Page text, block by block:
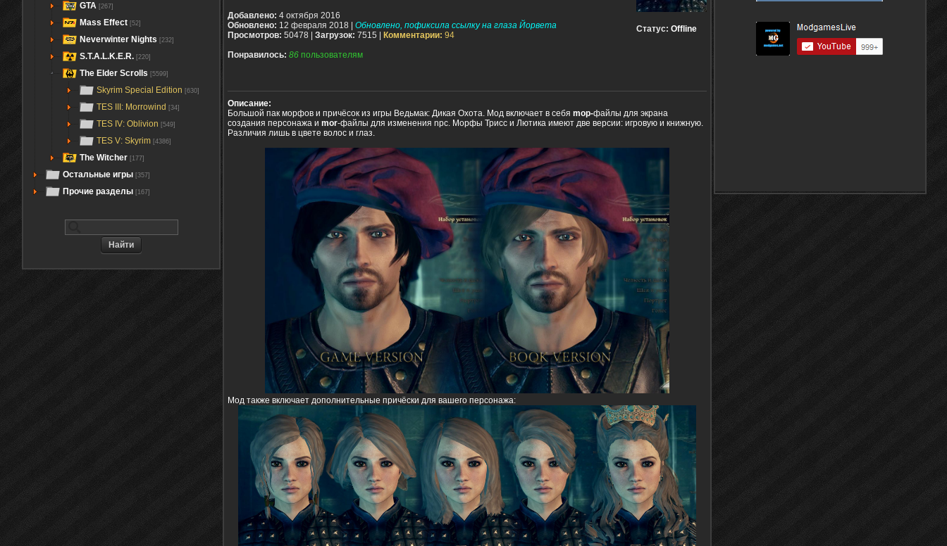
GTA [267]
Mass Effect [52]
Neverwinter Nights [232]
S.T.A.L.K.E.R. [220]
The Elder Scrolls [5599]
Skyrim Special Edition [630]
TES III: Morrowind [34]
TES IV: Oblivion [549]
TES V: Skyrim [4386]
The Witcher [177]
Остальные игры [357]
Прочие разделы [167]
Статус: Offline
Добавлено: 4 октября 2016
Обновлено: 12 февраля 2018 | Обновлено, пофиксила ссылку на глаза Йорвета
Просмотров: 50478 | Загрузок: 7515 | Комментарии: 94
Понравилось: 86 пользователям
Описание:
Большой пак морфов и причёсок из игры Ведьмак: Дикая Охота. Мод включает в себя mop-файлы для экрана
создания персонажа и mor-файлы для изменения npc. Морфы Трисс и Лютика имеют две версии: игровую и книжную.
Различия лишь в цвете волос и глаз.
Мод также включает дополнительные причёски для вашего персонажа: